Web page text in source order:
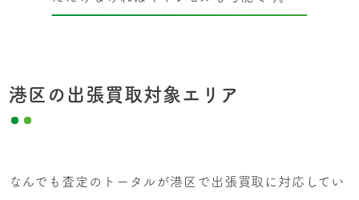
港区の出張買取対象エリア
なんでも査定のトータルが港区で出張買取に対応してい